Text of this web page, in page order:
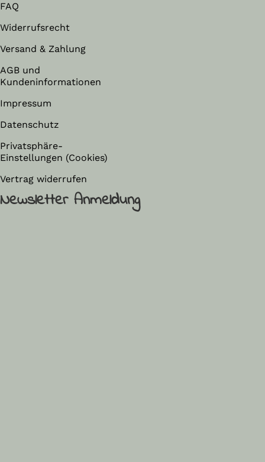
FAQ
Widerrufsrecht
Versand & Zahlung
AGB und
Kundeninformationen
Impressum
Datenschutz
Privatsphäre-
Einstellungen (Cookies)
Vertrag widerrufen
Newsletter Anmeldung